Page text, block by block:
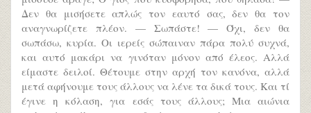
Δεν θα μισήσετε απλώς τον εαυτό σας, δεν θα τον
αναγνωρίζετε πλέον. — Σωπάστε! — Όχι, δεν θα
σωπάσω, κυρία. Οι ιερείς σώπαιναν πάρα πολύ συχνά,
και αυτό μακάρι να γινόταν μόνον από έλεος. Αλλά
είμαστε δειλοί. Θέτουμε στην αρχή τον κανόνα, αλλά
μετά αφήνουμε τους άλλους να λένε τα δικά τους. Και τί
έγινε η κόλαση, για εσάς τους άλλους; Μια αιώνια